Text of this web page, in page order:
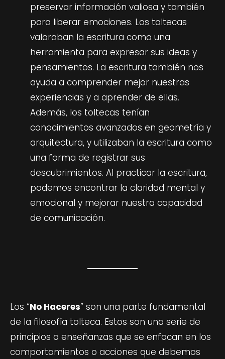
preservar información valiosa y también
para liberar emociones. Los toltecas
valoraban la escritura como una
herramienta para expresar sus ideas y
pensamientos. La escritura también nos
ayuda a comprender mejor nuestras
experiencias y a aprender de ellas.
Además, los toltecas tenían
conocimientos avanzados en geometría y
arquitectura, y utilizaban la escritura como
una forma de registrar sus
descubrimientos. Al practicar la escritura,
podemos encontrar la claridad mental y
emocional y mejorar nuestra capacidad
de comunicación.
Los “No Haceres” son una parte fundamental
de la filosofía tolteca. Estos son una serie de
principios o enseñanzas que se enfocan en los
comportamientos o acciones que debemos